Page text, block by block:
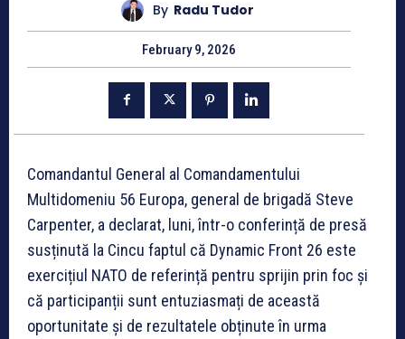
By Radu Tudor
February 9, 2026
Comandantul General al Comandamentului
Multidomeniu 56 Europa, general de brigadă Steve
Carpenter, a declarat, luni, într-o conferință de presă
susținută la Cincu faptul că Dynamic Front 26 este
exercițiul NATO de referință pentru sprijin prin foc și
că participanții sunt entuziasmați de această
oportunitate și de rezultatele obținute în urma